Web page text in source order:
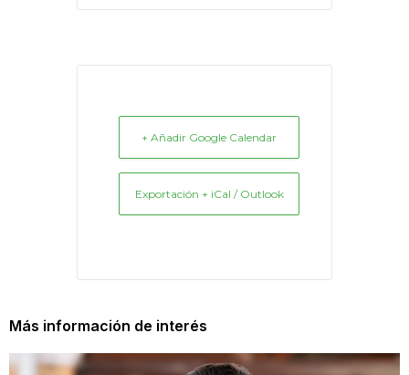
+ Añadir Google Calendar
Exportación + iCal / Outlook
Más información de interés